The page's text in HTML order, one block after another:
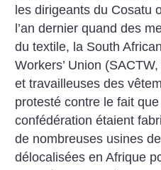
les dirigeants du Cosatu
l’an dernier quand des
du textile, la South
Workers’ Union
et travailleuses des
protesté contre le fait
confédération étaient
de nombreuses usines
délocalisées en Afrique